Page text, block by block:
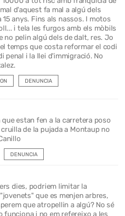
d'aquest fa mal a algú dels
15 anys. Fins als nassos. I motos
i tela les furgos amb els mòbils
no pelin algú dels de dalt, res. Jo
temps que costa reformar el codi
penal i la llei d'immigració. No
DENUNCIA
estan fen a la carretera poso
de la pujada a Montaup no
DENUNCIA
dies, podriem limitar la
que es menjen arbres,
que atropellin a algú? No sé
funciona i no em refereixo a les